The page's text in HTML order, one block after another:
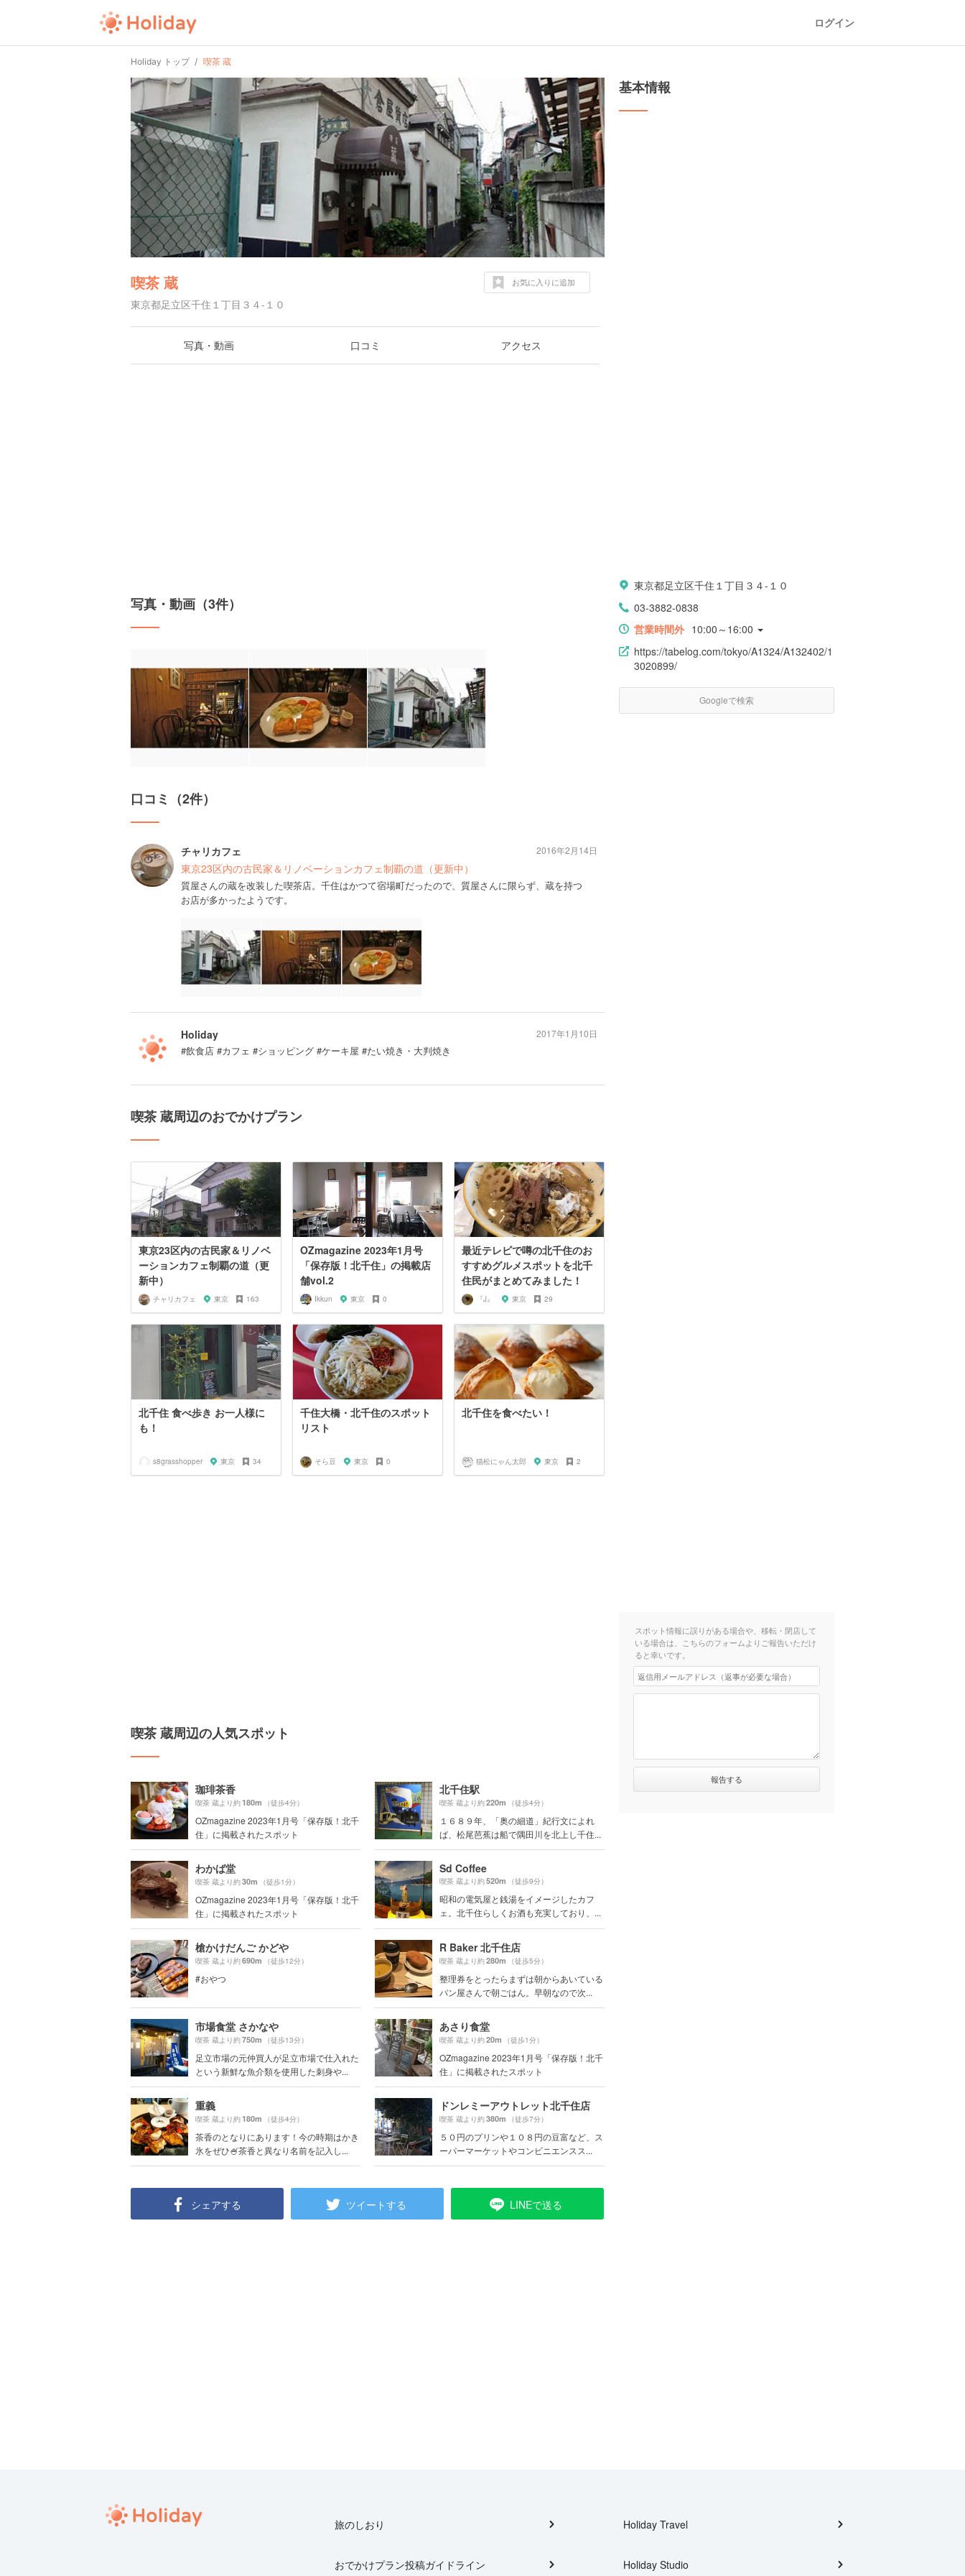
ログイン
Holiday トップ 喫茶 蔵
喫茶 蔵
東京都足立区千住１丁目３４-１０
お気に入りに追加
写真・動画 口コミ アクセス
写真・動画（3件）
口コミ（2件）
チャリカフェ
東京23区内の古民家＆リノベーションカフェ制覇の道（更新中）
質屋さんの蔵を改装した喫茶店。千住はかつて宿場町だったので、質屋さんに限らず、蔵を持つ
お店が多かったようです。
2016年2月14日
Holiday
#飲食店 #カフェ #ショッピング #ケーキ屋 #たい焼き・大判焼き
2017年1月10日
喫茶 蔵周辺のおでかけプラン
東京23区内の古民家＆リノベ
ーションカフェ制覇の道（更
新中）
チャリカフェ 東京 163
OZmagazine 2023年1月号
「保存版！北千住」の掲載店
舗vol.2
Ikkun 東京 0
最近テレビで噂の北千住のお
すすめグルメスポットを北千
住民がまとめてみました！
『J』 東京 29
北千住 食べ歩き お一人様に
も！
s8grasshopper 東京 34
千住大橋・北千住のスポット
リスト
そら豆 東京 0
北千住を食べたい！
猫松にゃん太郎 東京 2
喫茶 蔵周辺の人気スポット
珈琲茶香
喫茶 蔵より約180m （徒歩4分）
OZmagazine 2023年1月号「保存版！北千
住」に掲載されたスポット
北千住駅
喫茶 蔵より約220m （徒歩4分）
１６８９年、「奥の細道」紀行文によれ
ば、松尾芭蕉は船で隅田川を北上し千住...
わかば堂
喫茶 蔵より約30m （徒歩1分）
OZmagazine 2023年1月号「保存版！北千
住」に掲載されたスポット
Sd Coffee
喫茶 蔵より約520m （徒歩9分）
昭和の電気屋と銭湯をイメージしたカフ
ェ。北千住らしくお酒も充実しており、...
槍かけだんご かどや
喫茶 蔵より約690m （徒歩12分）
#おやつ
R Baker 北千住店
喫茶 蔵より約280m （徒歩5分）
整理券をとったらまずは朝からあいている
パン屋さんで朝ごはん。早朝なので次...
市場食堂 さかなや
喫茶 蔵より約750m （徒歩13分）
足立市場の元仲買人が足立市場で仕入れた
という新鮮な魚介類を使用した刺身や...
あさり食堂
喫茶 蔵より約20m （徒歩1分）
OZmagazine 2023年1月号「保存版！北千
住」に掲載されたスポット
重義
喫茶 蔵より約180m （徒歩4分）
茶香のとなりにあります！今の時期はかき
氷をぜひ🍧茶香と異なり名前を記入し...
ドンレミーアウトレット北千住店
喫茶 蔵より約380m （徒歩7分）
５０円のプリンや１０８円の豆富など、ス
ーパーマーケットやコンビニエンスス...
シェアする ツイートする LINEで送る
基本情報
東京都足立区千住１丁目３４-１０
03-3882-0838
営業時間外 10:00～16:00
https://tabelog.com/tokyo/A1324/A132402/1
3020899/
Googleで検索
スポット情報に誤りがある場合や、移転・閉店して
いる場合は、こちらのフォームよりご報告いただけ
ると幸いです。
旅のしおり
おでかけプラン投稿ガイドライン
Holiday Travel
Holiday Studio